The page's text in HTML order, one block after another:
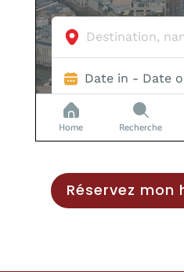
Réservez mon